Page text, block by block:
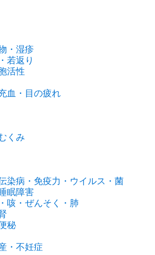
・湿疹
若返り
活性
血・目の疲れ
くみ
染病・免疫力・ウイルス・菌
眠障害
咳・ぜんそく・肺
秘
・不妊症